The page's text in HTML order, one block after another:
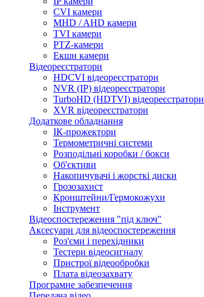
CVI камери
MHD / AHD камери
TVI камери
PTZ-камери
Екшн камери
Відеореєстратори
HDCVI відеореєстратори
NVR (IP) відеореєстратори
TurboHD (HDTVI) відеореєстратори
XVR відеореєстратори
Додаткове обладнання
ІК-прожектори
Термометричні системи
Розподільні коробки / бокси
Об'єктиви
Накопичувачі і жорсткі диски
Грозозахист
Кронштейни/Гермокожухи
Інструмент
Відеоспостереження "під ключ"
Аксесуари для відеоспостереження
Роз'єми і перехідники
Тестери відеосигналу
Пристрої відеообробки
Плата відеозахвату
Програмне забезпечення